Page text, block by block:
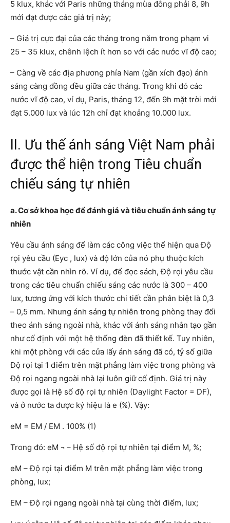
5 klux, khác với Paris những tháng mùa đông phải 8, 9h
mới đạt được các giá trị này;
– Giá trị cực đại của các tháng trong năm trong phạm vi
25 – 35 klux, chênh lệch ít hơn so với các nước vĩ độ cao;
– Càng về các địa phương phía Nam (gần xích đạo) ánh
sáng càng đồng đều giữa các tháng. Trong khi đó các
nước vĩ độ cao, ví dụ, Paris, tháng 12, đến 9h mặt trời mới
đạt 5.000 lux và lúc 12h chỉ đạt khoảng 10.000 lux.
II. Ưu thế ánh sáng Việt Nam phải
được thể hiện trong Tiêu chuẩn
chiếu sáng tự nhiên
a. Cơ sở khoa học để đánh giá và tiêu chuẩn ánh sáng tự
nhiên
Yêu cầu ánh sáng để làm các công việc thể hiện qua Độ
rọi yêu cầu (Eyc , lux) và độ lớn của nó phụ thuộc kích
thước vật cần nhìn rõ. Ví dụ, để đọc sách, Độ rọi yêu cầu
trong các tiêu chuẩn chiếu sáng các nước là 300 – 400
lux, tương ứng với kích thước chi tiết cần phân biệt là 0,3
– 0,5 mm. Nhưng ánh sáng tự nhiên trong phòng thay đổi
theo ánh sáng ngoài nhà, khác với ánh sáng nhân tạo gần
như cố định với một hệ thống đèn đã thiết kế. Tuy nhiên,
khi một phòng với các cửa lấy ánh sáng đã có, tỷ số giữa
Độ rọi tại 1 điểm trên mặt phẳng làm việc trong phòng và
Độ rọi ngang ngoài nhà lại luôn giữ cố định. Giá trị này
được gọi là Hệ số độ rọi tự nhiên (Daylight Factor = DF),
và ở nước ta được ký hiệu là e (%). Vậy:
eM = EM / EM . 100% (1)
Trong đó: eM ¬ – Hệ số độ rọi tự nhiên tại điểm M, %;
eM – Độ rọi tại điểm M trên mặt phẳng làm việc trong
phòng, lux;
EM – Độ rọi ngang ngoài nhà tại cùng thời điểm, lux;